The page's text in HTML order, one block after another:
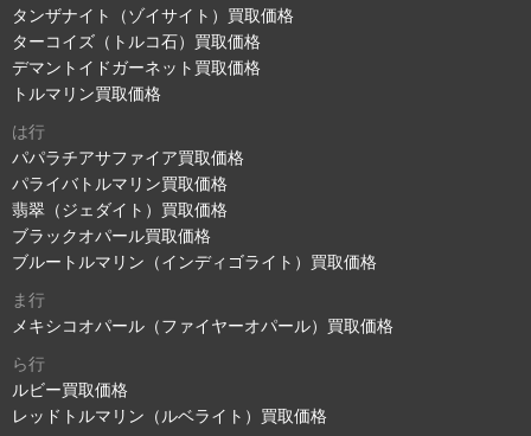
タンザナイト（ゾイサイト）買取価格
ターコイズ（トルコ石）買取価格
デマントイドガーネット買取価格
トルマリン買取価格
は行
パパラチアサファイア買取価格
パライバトルマリン買取価格
翡翠（ジェダイト）買取価格
ブラックオパール買取価格
ブルートルマリン（インディゴライト）買取価格
ま行
メキシコオパール（ファイヤーオパール）買取価格
ら行
ルビー買取価格
レッドトルマリン（ルベライト）買取価格